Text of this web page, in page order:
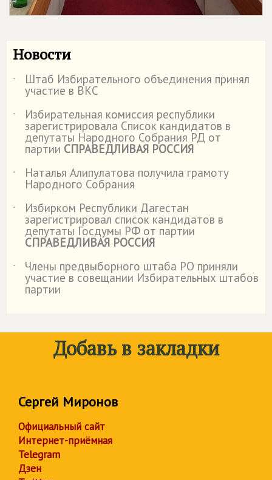
Новости
˙ Штаб Избирательного объединения принял
участие в ВКС
˙
Избирательная комиссия республики
зарегистрировала Список кандидатов в
депутаты Народного Собрания РД от
партии СПРАВЕДЛИВАЯ РОССИЯ
˙
Наталья Алипулатова получила грамоту
Народного Собрания
˙
Избирком Республики Дагестан
зарегистрировал список кандидатов в
депутаты Госдумы РФ от партии
СПРАВЕДЛИВАЯ РОССИЯ
˙
Члены предвыборного штаба РО приняли
участие в совещании Избирательных штабов
партии
Добавь в закладки
Сергей Миронов
Официальный сайт
Интернет-приёмная
Telegram
Дзен